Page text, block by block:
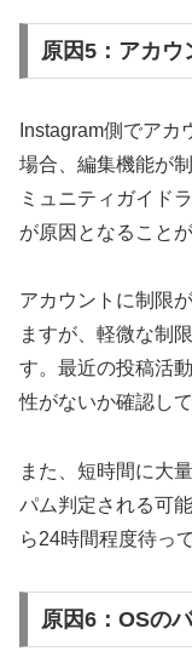
原因5：アカウ
Instagram側でア
場合、編集機能が
ミュニティガイド
が原因となること
アカウントに制限
ますが、軽微な制
す。最近の投稿活
性がないか確認して
また、短時間に大
パム判定される可
ら24時間程度待っ
原因6：OSの